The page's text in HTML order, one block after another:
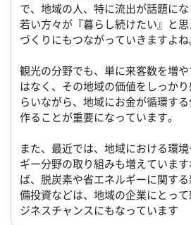
で、地域の人、特に流出が話題にな
若い方々が『暮らし続けたい』と
づくりにもつながっていきますよね
観光の分野でも、単に来客数を増や
はなく、その地域の価値をしっかり
らいながら、地域にお金が循環する
作ることが重要になっています。
また、最近では、地域における環
ギー分野の取り組みも増えています
ば、脱炭素や省エネルギーに関す
備投資などは、地域の企業にとって
ジネスチャンスにもなっています